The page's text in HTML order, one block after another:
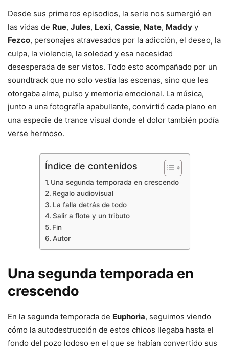
Desde sus primeros episodios, la serie nos sumergió en
las vidas de Rue, Jules, Lexi, Cassie, Nate, Maddy y
Fezco, personajes atravesados por la adicción, el deseo, la
culpa, la violencia, la soledad y esa necesidad
desesperada de ser vistos. Todo esto acompañado por un
soundtrack que no solo vestía las escenas, sino que les
otorgaba alma, pulso y memoria emocional. La música,
junto a una fotografía apabullante, convirtió cada plano en
una especie de trance visual donde el dolor también podía
verse hermoso.
Índice de contenidos
Una segunda temporada en crescendo
Regalo audiovisual
La falla detrás de todo
Salir a flote y un tributo
Fin
Autor
Una segunda temporada en
crescendo
En la segunda temporada de Euphoria, seguimos viendo
cómo la autodestrucción de estos chicos llegaba hasta el
fondo del pozo lodoso en el que se habían convertido sus